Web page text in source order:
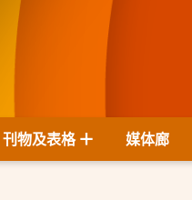
刊物及表格 媒体廊